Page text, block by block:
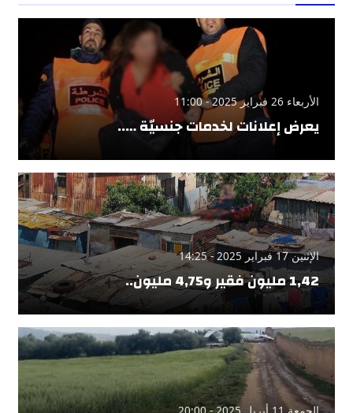
الأربعاء 26 فبراير 2025 - 11:00
يعرض إعلانات لخدمات جنسيّة …..
الإثنين 17 فبراير 2025 - 14:25
1,42 مليون فقير و4,75 مليون..